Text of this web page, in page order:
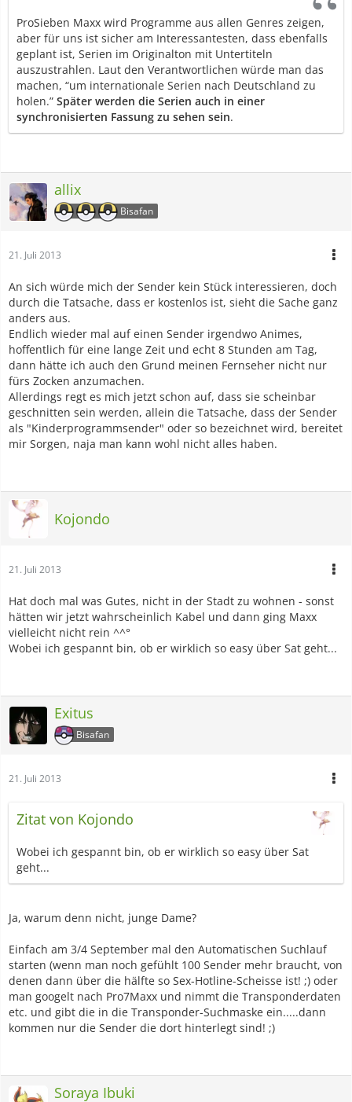
ProSieben Maxx wird Programme aus allen Genres zeigen,
aber für uns ist sicher am Interessantesten, dass ebenfalls
geplant ist, Serien im Originalton mit Untertiteln
auszustrahlen. Laut den Verantwortlichen würde man das
machen, “um internationale Serien nach Deutschland zu
holen.” Später werden die Serien auch in einer
synchronisierten Fassung zu sehen sein.
allix
Bisafan
21. Juli 2013
An sich würde mich der Sender kein Stück interessieren, doch
durch die Tatsache, dass er kostenlos ist, sieht die Sache ganz
anders aus.
Endlich wieder mal auf einen Sender irgendwo Animes,
hoffentlich für eine lange Zeit und echt 8 Stunden am Tag,
dann hätte ich auch den Grund meinen Fernseher nicht nur
fürs Zocken anzumachen.
Allerdings regt es mich jetzt schon auf, dass sie scheinbar
geschnitten sein werden, allein die Tatsache, dass der Sender
als "Kinderprogrammsender" oder so bezeichnet wird, bereitet
mir Sorgen, naja man kann wohl nicht alles haben.
Kojondo
21. Juli 2013
Hat doch mal was Gutes, nicht in der Stadt zu wohnen - sonst
hätten wir jetzt wahrscheinlich Kabel und dann ging Maxx
vielleicht nicht rein ^^°
Wobei ich gespannt bin, ob er wirklich so easy über Sat geht...
Exitus
Bisafan
21. Juli 2013
Zitat von Kojondo
Wobei ich gespannt bin, ob er wirklich so easy über Sat
geht...
Ja, warum denn nicht, junge Dame?
Einfach am 3/4 September mal den Automatischen Suchlauf
starten (wenn man noch gefühlt 100 Sender mehr braucht, von
denen dann über die hälfte so Sex-Hotline-Scheisse ist! ;) oder
man googelt nach Pro7Maxx und nimmt die Transponderdaten
etc. und gibt die in die Transponder-Suchmaske ein.....dann
kommen nur die Sender die dort hinterlegt sind! ;)
Soraya Ibuki